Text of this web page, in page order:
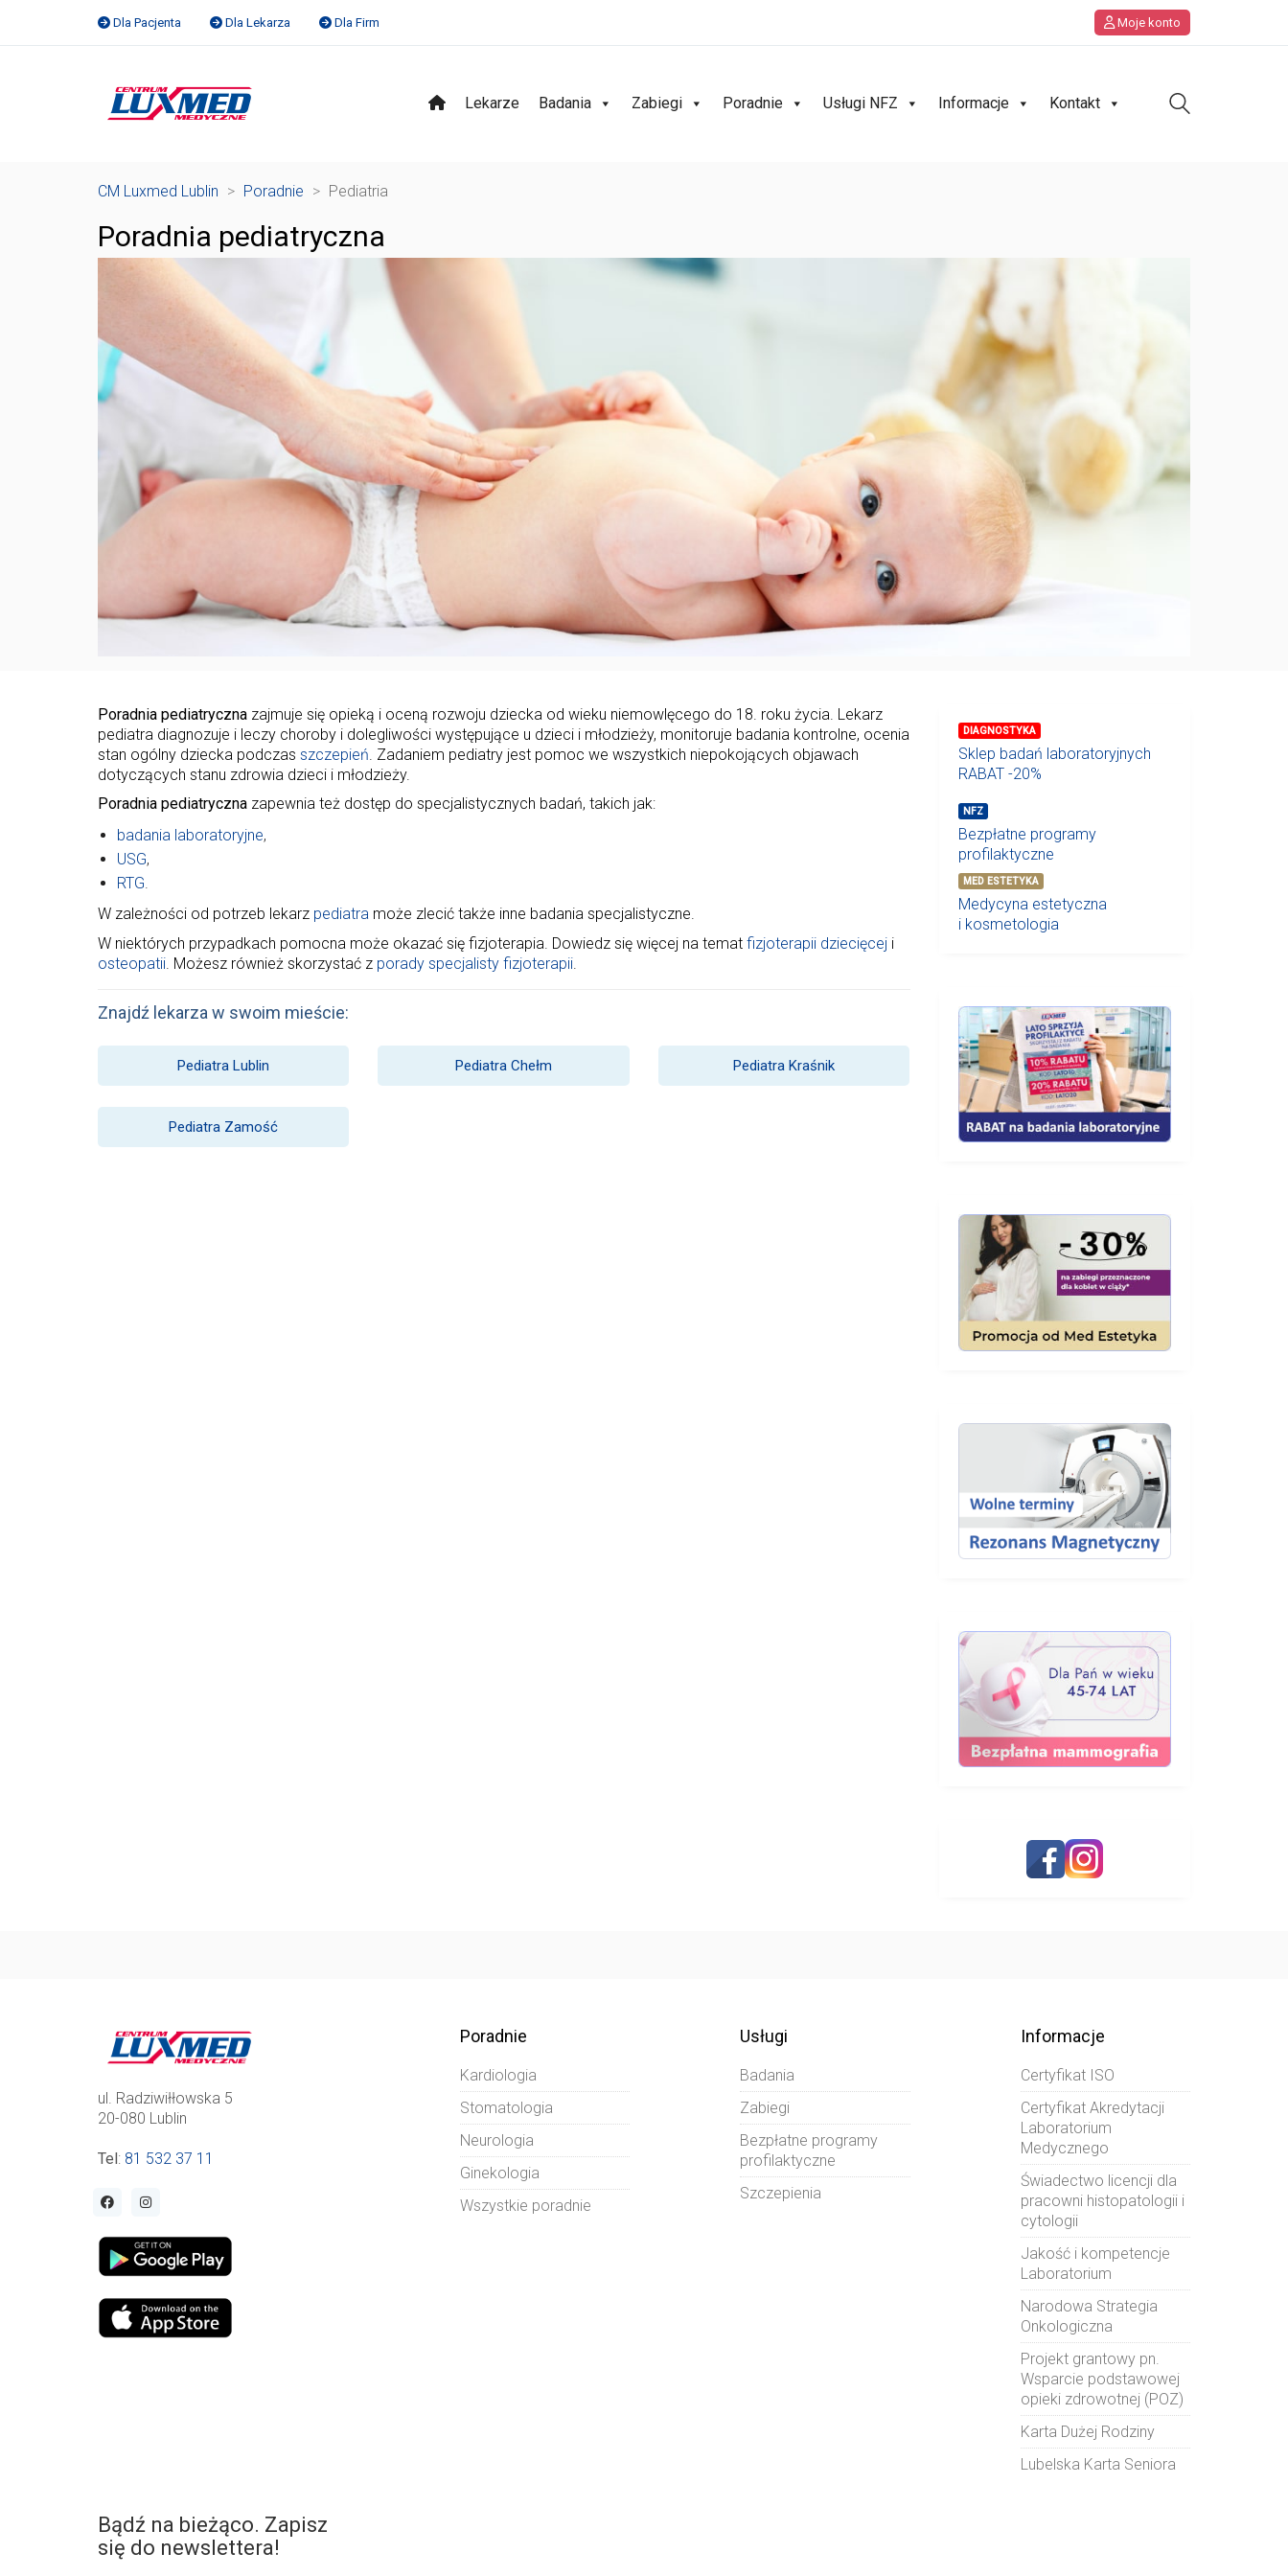
Dla Pacjenta Dla Lekarza Dla Firm Moje konto
Lekarze Badania Zabiegi Poradnie Usługi NFZ Informacje Kontakt
CM Luxmed Lublin > Poradnie > Pediatria
Poradnia pediatryczna
Poradnia pediatryczna zajmuje się opieką i oceną rozwoju dziecka od wieku niemowlęcego do 18. roku życia. Lekarz
pediatra diagnozuje i leczy choroby i dolegliwości występujące u dzieci i młodzieży, monitoruje badania kontrolne, ocenia
stan ogólny dziecka podczas szczepień. Zadaniem pediatry jest pomoc we wszystkich niepokojących objawach
dotyczących stanu zdrowia dzieci i młodzieży.
Poradnia pediatryczna zapewnia też dostęp do specjalistycznych badań, takich jak:
badania laboratoryjne,
USG,
RTG.
W zależności od potrzeb lekarz pediatra może zlecić także inne badania specjalistyczne.
W niektórych przypadkach pomocna może okazać się fizjoterapia. Dowiedz się więcej na temat fizjoterapii dziecięcej i
osteopatii. Możesz również skorzystać z porady specjalisty fizjoterapii.
Znajdź lekarza w swoim mieście:
Pediatra Lublin Pediatra Chełm Pediatra Kraśnik
Pediatra Zamość
DIAGNOSTYKA
Sklep badań laboratoryjnych
RABAT -20%
NFZ
Bezpłatne programy
profilaktyczne
MED ESTETYKA
Medycyna estetyczna
i kosmetologia
ul. Radziwiłłowska 5
20-080 Lublin
Tel : 81 532 37 11
Poradnie
Kardiologia
Stomatologia
Neurologia
Ginekologia
Wszystkie poradnie
Usługi
Badania
Zabiegi
Bezpłatne programy
profilaktyczne
Szczepienia
Informacje
Certyfikat ISO
Certyfikat Akredytacji
Laboratorium
Medycznego
Świadectwo licencji dla
pracowni histopatologii i
cytologii
Jakość i kompetencje
Laboratorium
Narodowa Strategia
Onkologiczna
Projekt grantowy pn.
Wsparcie podstawowej
opieki zdrowotnej (POZ)
Karta Dużej Rodziny
Lubelska Karta Seniora
Bądź na bieżąco. Zapisz
się do newslettera!